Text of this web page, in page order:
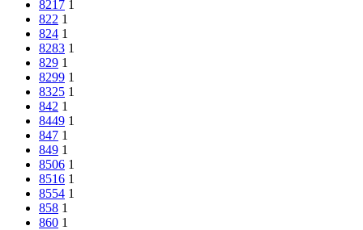
8217 1
822 1
824 1
8283 1
829 1
8299 1
8325 1
842 1
8449 1
847 1
849 1
8506 1
8516 1
8554 1
858 1
860 1